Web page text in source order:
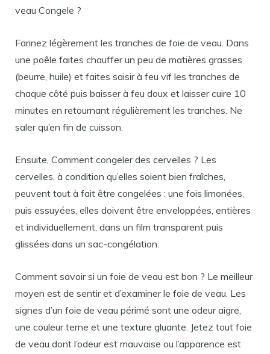
veau Congele ?
Farinez légèrement les tranches de foie de veau. Dans
une poêle faites chauffer un peu de matières grasses
(beurre, huile) et faites saisir à feu vif les tranches de
chaque côté puis baisser à feu doux et laisser cuire 10
minutes en retournant régulièrement les tranches. Ne
saler qu’en fin de cuisson.
Ensuite, Comment congeler des cervelles ? Les
cervelles, à condition qu’elles soient bien fraîches,
peuvent tout à fait être congelées : une fois limonées,
puis essuyées, elles doivent être enveloppées, entières
et individuellement, dans un film transparent puis
glissées dans un sac-congélation.
Comment savoir si un foie de veau est bon ? Le meilleur
moyen est de sentir et d’examiner le foie de veau. Les
signes d’un foie de veau périmé sont une odeur aigre,
une couleur terne et une texture gluante. Jetez tout foie
de veau dont l’odeur est mauvaise ou l’apparence est